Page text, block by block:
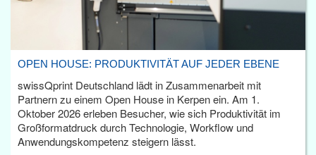
OPEN HOUSE: PRODUKTIVITÄT AUF JEDER EBENE
swissQprint Deutschland lädt in Zusammenarbeit mit
Partnern zu einem Open House in Kerpen ein. Am 1.
Oktober 2026 erleben Besucher, wie sich Produktivität im
Großformatdruck durch Technologie, Workflow und
Anwendungskompetenz steigern lässt.